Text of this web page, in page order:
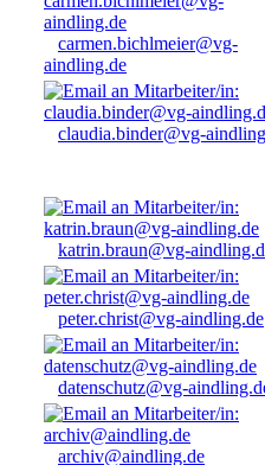
carmen.bichlmeier@vg-
aindling.de
claudia.binder@vg-
katrin.braun@vg-
peter.christ@vg-aindling.de
datenschutz@vg-
archiv@aindling.de